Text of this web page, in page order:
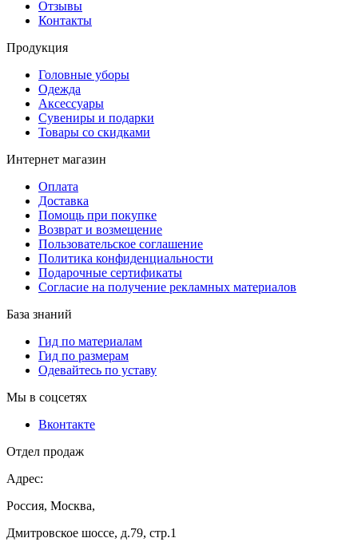
Отзывы
Контакты
Продукция
Головные уборы
Одежда
Аксессуары
Сувениры и подарки
Товары со скидками
Интернет магазин
Оплата
Доставка
Помощь при покупке
Возврат и возмещение
Пользовательское соглашение
Политика конфиденциальности
Подарочные сертификаты
Согласие на получение рекламных материалов
База знаний
Гид по материалам
Гид по размерам
Одевайтесь по уставу
Мы в соцсетях
Вконтакте
Отдел продаж
Адрес:
Россия, Москва,
Дмитровское шоссе, д.79, стр.1